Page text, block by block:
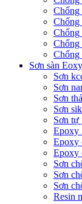
Chống
Chống
Chống
Chống
Chống
Sơn sàn Eoxy
Sơn
Sơn
Sơn
Sơn
Sơn tự
Epoxy
Epoxy
Epoxy
Sơn
Sơn
Sơn
Resin